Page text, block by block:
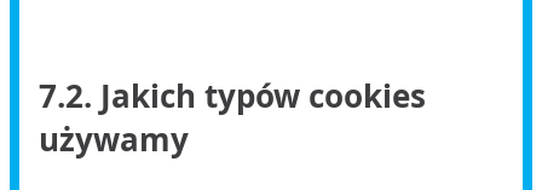
7.2. Jakich typów cookies
używamy